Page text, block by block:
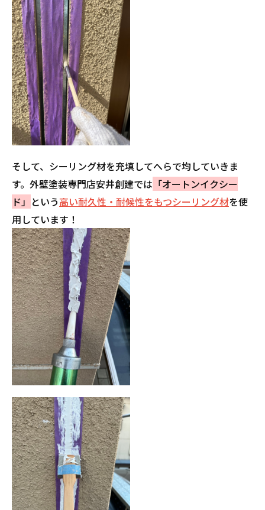
そして、シーリング材を充填してへらで均していきま
す。外壁塗装専門店安井創建では 「オートンイクシー
ド」 という高い耐久性・耐候性をもつシーリング材を使
用しています！